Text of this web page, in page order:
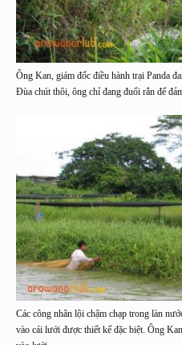
Ông Kan, giám đốc điều hành trại Panda
Đùa chút thôi, ông chỉ đang đuổi rắn để
Các công nhân lội chậm chạp trong làn
vào cái lưới được thiết kế đặc biệt. Ông